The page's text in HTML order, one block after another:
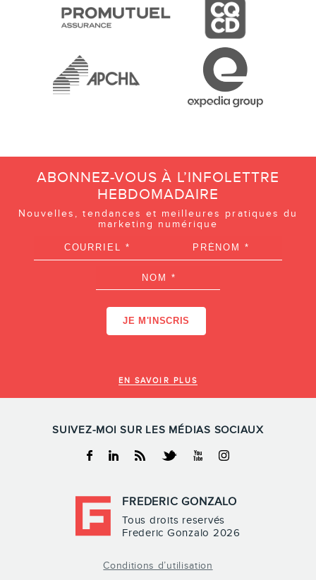
ABONNEZ-VOUS À L’INFOLETTRE
HEBDOMADAIRE
Nouvelles, tendances et meilleures pratiques du
marketing numérique
EN SAVOIR PLUS
SUIVEZ-MOI SUR LES MÉDIAS SOCIAUX
Facebook
LinkedinRSS TwitterYoutubeInstagram
FREDERIC GONZALO
Tous droits reservés
Frederic Gonzalo 2026
Conditions d’utilisation